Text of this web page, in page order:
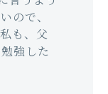
ので、
も、父
強した